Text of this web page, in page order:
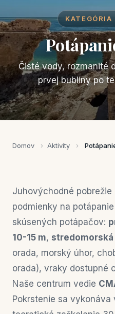
Čisté vody, rozmanité
prvej bubliny po
Domov › Aktivity ›
Juhovýchodné pobrežie
podmienky na
skúsených potápačov:
10-15 m, stredomorská
orada, morský úhor,
orada), vraky dostupné
Naše centrum vedie
Pokrstenie sa